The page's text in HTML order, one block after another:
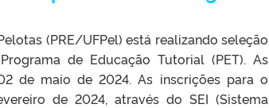
(PRE/UFPel) está realizando seleção
de Educação Tutorial (PET). As
de maio de 2024. As inscrições para o
de 2024, através do SEI (Sistema